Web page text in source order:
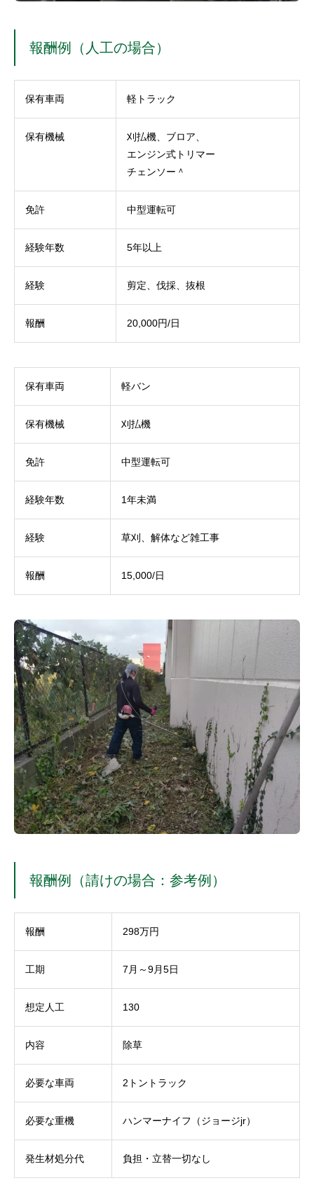
報酬例（人工の場合）
保有車両 軽トラック
保有機械
刈払機、ブロア、
エンジン式トリマー
チェンソー＾
免許 中型運転可
経験年数 5年以上
経験 剪定、伐採、抜根
報酬 20,000円/日
保有車両 軽バン
保有機械 刈払機
免許 中型運転可
経験年数 1年未満
経験 草刈、解体など雑工事
報酬 15,000/日
報酬例（請けの場合：参考例）
報酬 298万円
工期 7月～9月5日
想定人工 130
内容 除草
必要な車両 2トントラック
必要な重機 ハンマーナイフ（ジョージjr）
発生材処分代 負担・立替一切なし